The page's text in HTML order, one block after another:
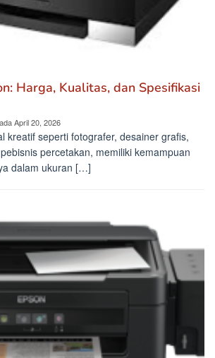
Harga, Kualitas, dan Spesifikasi
April 20, 2026
kreatif seperti fotografer, desainer grafis,
percetakan, memiliki kemampuan
dalam ukuran […]